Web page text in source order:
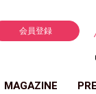
会員登録
MAGAZINE